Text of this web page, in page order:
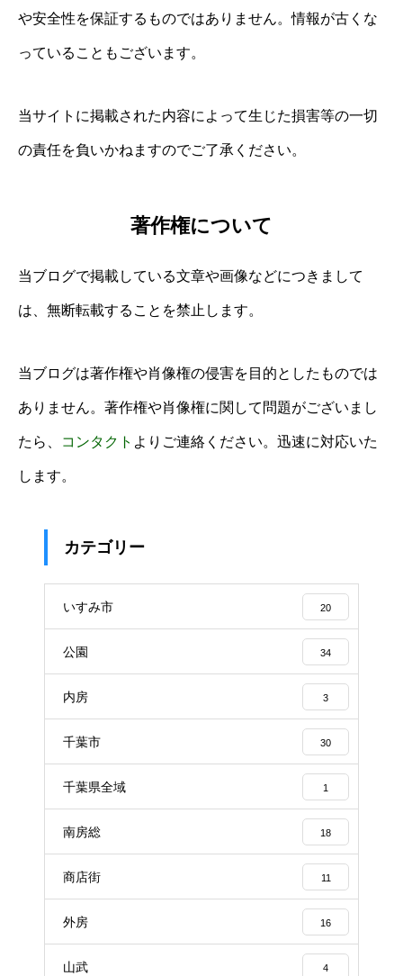
や安全性を保証するものではありません。情報が古くな
っていることもございます。
当サイトに掲載された内容によって生じた損害等の一切
の責任を負いかねますのでご了承ください。
著作権について
当ブログで掲載している文章や画像などにつきまして
は、無断転載することを禁止します。
当ブログは著作権や肖像権の侵害を目的としたものでは
ありません。著作権や肖像権に関して問題がございまし
たら、 コンタクト よりご連絡ください。迅速に対応いた
します。
カテゴリー
いすみ市 20
公園 34
内房 3
千葉市 30
千葉県全域 1
南房総 18
商店街 11
外房 16
山武 4